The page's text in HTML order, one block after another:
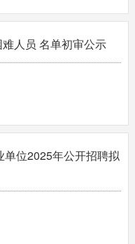
人员 名单初审公示
位2025年公开招聘拟